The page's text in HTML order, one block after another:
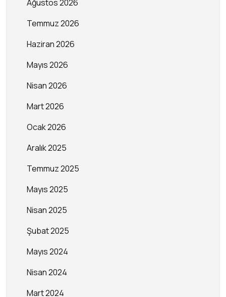
Ağustos 2026
Temmuz 2026
Haziran 2026
Mayıs 2026
Nisan 2026
Mart 2026
Ocak 2026
Aralık 2025
Temmuz 2025
Mayıs 2025
Nisan 2025
Şubat 2025
Mayıs 2024
Nisan 2024
Mart 2024